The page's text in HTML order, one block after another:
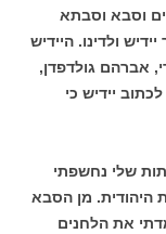
וסבא וסבתא
ולדינו. היידיש
אברהם גולדפדן,
יידיש כי
שלי נחשפתי
היהודית. מן הסבא
את הלחנים